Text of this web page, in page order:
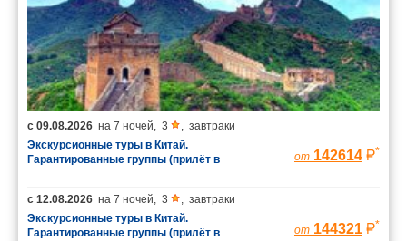
с 09.08.2026 на 7 ночей, 3 , завтраки
Экскурсионные туры в Китай.
Гарантированные группы (прилёт в
от 142614 *
с 12.08.2026 на 7 ночей, 3 , завтраки
Экскурсионные туры в Китай.
Гарантированные группы (прилёт в
от 144321 *